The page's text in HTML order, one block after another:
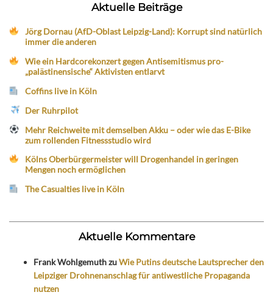
Aktuelle Beiträge
Jörg Dornau (AfD-Oblast Leipzig-Land): Korrupt sind natürlich
immer die anderen
Wie ein Hardcorekonzert gegen Antisemitismus pro-
„palästinensische“ Aktivisten entlarvt
Coffins live in Köln
Der Ruhrpilot
Mehr Reichweite mit demselben Akku – oder wie das E-Bike
zum rollenden Fitnessstudio wird
Kölns Oberbürgermeister will Drogenhandel in geringen
Mengen noch ermöglichen
The Casualties live in Köln
Aktuelle Kommentare
Frank WohlgemuthzuWie Putins deutsche Lautsprecher den
Leipziger Drohnenanschlag für antiwestliche Propaganda
nutzen